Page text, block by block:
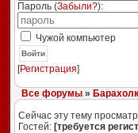
Пароль (Забыли?):
Чужой компьютер
Войти
[Регистрация]
Все форумы»
Сейчас эту тему
Гостей: [требуется